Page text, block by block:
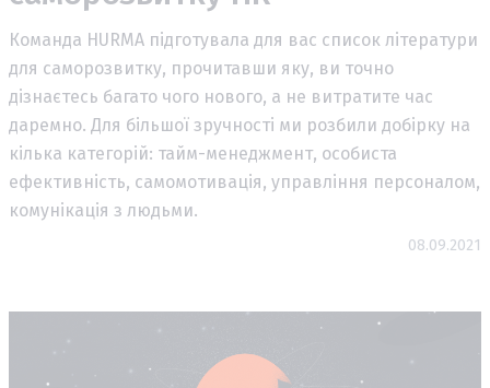
Команда HURMA підготувала для вас список літератури
для саморозвитку, прочитавши яку, ви точно
дізнаєтесь багато чого нового, а не витратите час
даремно. Для більшої зручності ми розбили добірку на
кілька категорій: тайм-менеджмент, особиста
ефективність, самомотивація, управління персоналом,
комунікація з людьми.
08.09.2021